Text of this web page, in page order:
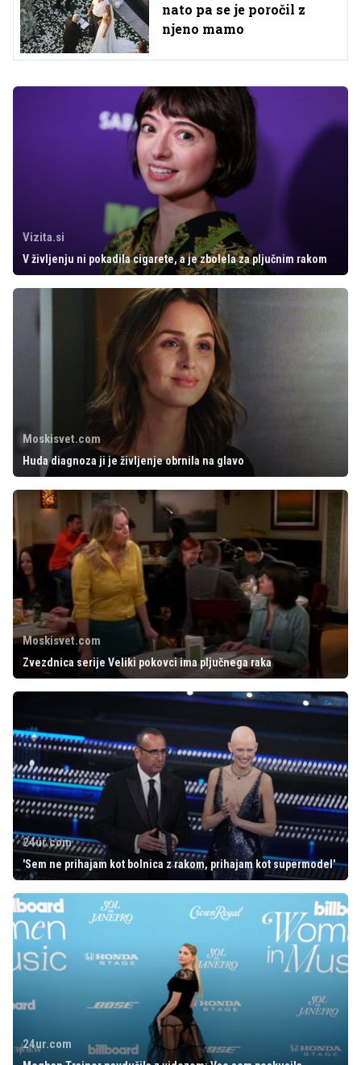
nato pa se je poročil z
njeno mamo
Vizita.si
V življenju ni pokadila cigarete, a je zbolela za pljučnim rakom
Moskisvet.com
Huda diagnoza ji je življenje obrnila na glavo
Moskisvet.com
Zvezdnica serije Veliki pokovci ima pljučnega raka
24ur.com
'Sem ne prihajam kot bolnica z rakom, prihajam kot supermodel'
24ur.com